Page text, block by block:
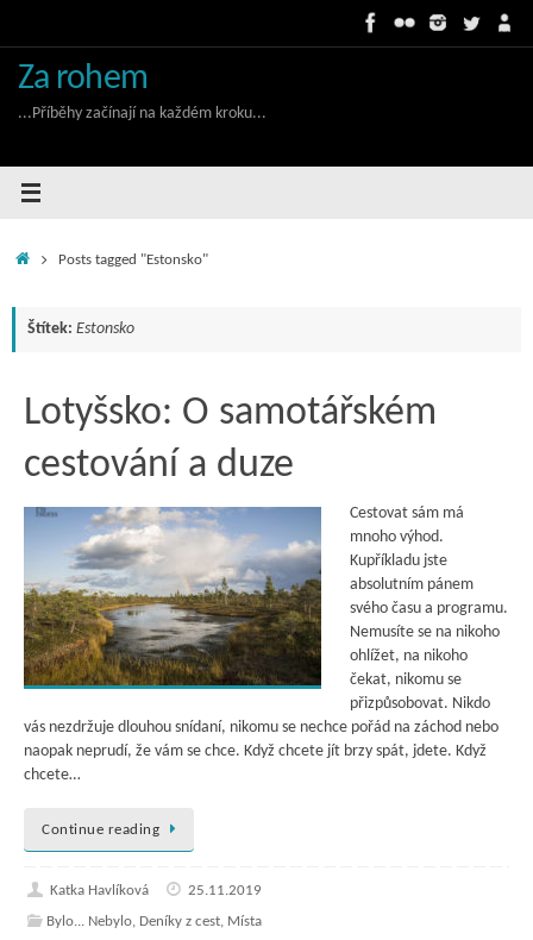
Za rohem
...Příběhy začínají na každém kroku...
HomePosts tagged "Estonsko"
Štítek: Estonsko
Lotyšsko: O samotářském
cestování a duze
Cestovat sám má
mnoho výhod.
Kupříkladu jste
absolutním pánem
svého času a programu.
Nemusíte se na nikoho
ohlížet, na nikoho
čekat, nikomu se
přizpůsobovat. Nikdo
vás nezdržuje dlouhou snídaní, nikomu se nechce pořád na záchod nebo
naopak neprudí, že vám se chce. Když chcete jít brzy spát, jdete. Když
chcete…
Continue reading
Katka Havlíková
25.11.2019
Bylo... Nebylo, Deníky z cest, Místa